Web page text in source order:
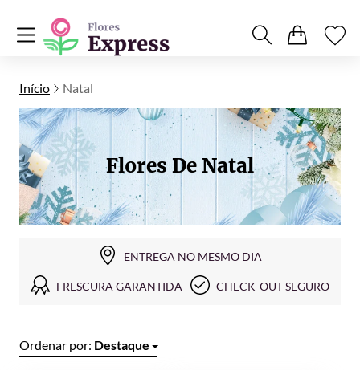
Início Natal
Flores De Natal
ENTREGA NO MESMO DIA
FRESCURA GARANTIDA CHECK-OUT SEGURO
Ordenar por: Destaque